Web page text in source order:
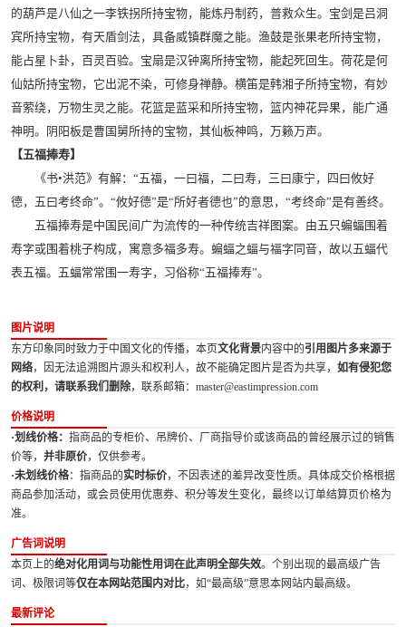
的葫芦是八仙之一李铁拐所持宝物，能炼丹制药，普救众生。宝剑是吕洞
宾所持宝物，有天盾剑法，具备威镇群魔之能。渔鼓是张果老所持宝物，
能占星卜卦，百灵百验。宝扇是汉钟离所持宝物，能起死回生。荷花是何
仙姑所持宝物，它出泥不染，可修身禅静。横笛是韩湘子所持宝物，有妙
音萦绕，万物生灵之能。花篮是蓝采和所持宝物，篮内神花异果，能广通
神明。阴阳板是曹国舅所持的宝物，其仙板神鸣，万籁万声。
【五福捧寿】
《书•洪范》有解：“五福，一曰福，二曰寿，三曰康宁，四曰攸好
德，五曰考终命”。“攸好德”是“所好者德也”的意思，“考终命”是有善终。
五福捧寿是中国民间广为流传的一种传统吉祥图案。由五只蝙蝠围着
寿字或围着桃子构成，寓意多福多寿。蝙蝠之蝠与福字同音，故以五蝠代
表五福。五蝠常常围一寿字，习俗称“五福捧寿”。
图片说明
东方印象同时致力于中国文化的传播，本页文化背景内容中的引用图片多来源于
网络，因无法追溯图片源头和权利人，故不能确定图片是否为共享， 如有侵犯您
的权利，请联系我们删除，联系邮箱：master@eastimpression.com
价格说明
·划线价格： 指商品的专柜价、吊牌价、厂商指导价或该商品的曾经展示过的销售
价等， 并非原价，仅供参考。
·未划线价格：指商品的实时标价，不因表述的差异改变性质。具体成交价格根据
商品参加活动，或会员使用优惠券、积分等发生变化，最终以订单结算页价格为
准。
广告词说明
本页上的绝对化用词与功能性用词在此声明全部失效。个别出现的最高级广告
词、极限词等仅在本网站范围内对比，如“最高级”意思本网站内最高级。
最新评论